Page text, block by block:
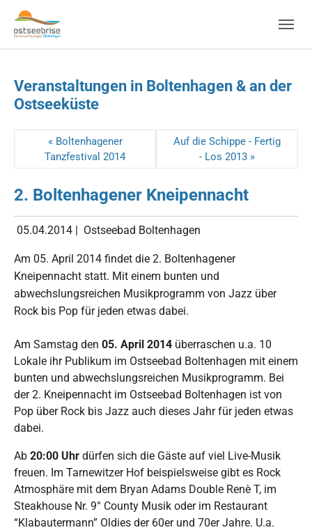
Skip to main navigation
Zum Hauptinhalt springen
Skip to page footer
Veranstaltungen in Boltenhagen & an der
Ostseeküste
« Boltenhagener
Tanzfestival 2014
Auf die Schippe - Fertig
- Los 2013 »
2. Boltenhagener Kneipennacht
05.04.2014 | Ostseebad Boltenhagen
Am 05. April 2014 findet die 2. Boltenhagener
Kneipennacht statt. Mit einem bunten und
abwechslungsreichen Musikprogramm von Jazz über
Rock bis Pop für jeden etwas dabei.
Am Samstag den 05. April 2014 überraschen u.a. 10
Lokale ihr Publikum im Ostseebad Boltenhagen mit einem
bunten und abwechslungsreichen Musikprogramm. Bei
der 2. Kneipennacht im Ostseebad Boltenhagen ist von
Pop über Rock bis Jazz auch dieses Jahr für jeden etwas
dabei.
Ab 20:00 Uhr dürfen sich die Gäste auf viel Live-Musik
freuen. Im Tarnewitzer Hof beispielsweise gibt es Rock
Atmosphäre mit dem Bryan Adams Double Renè T, im
Steakhouse Nr. 9° County Musik oder im Restaurant
“Klabautermann” Oldies der 60er und 70er Jahre. U.a.